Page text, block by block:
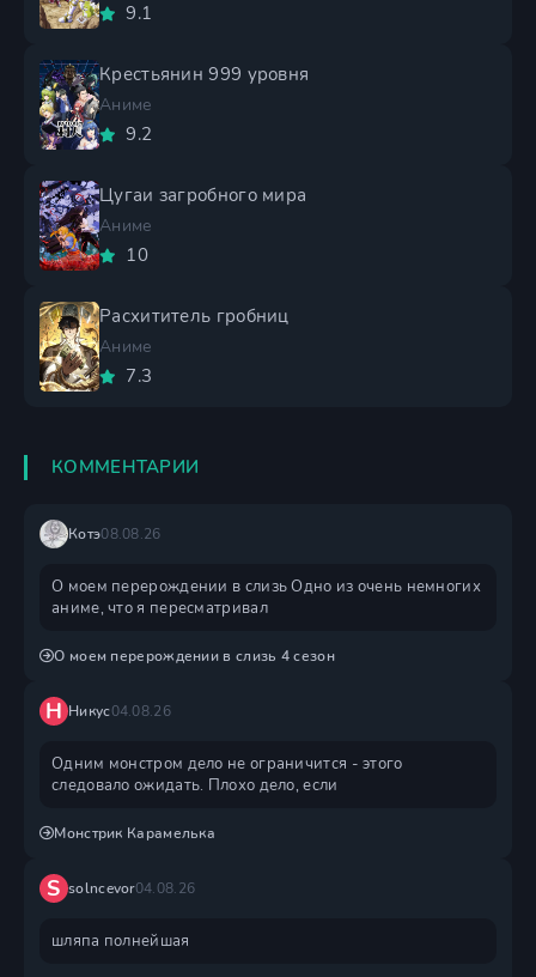
9.1
Крестьянин 999 уровня
Аниме
9.2
Цугаи загробного мира
Аниме
10
Расхититель гробниц
Аниме
7.3
КОММЕНТАРИИ
Котэ08.08.26
О моем перерождении в слизь Одно из очень немногих
аниме, что я пересматривал
О моем перерождении в слизь 4 сезон
Н Никус04.08.26
Одним монстром дело не ограничится - этого
следовало ожидать. Плохо дело, если
Монстрик Карамелька
S solncevor04.08.26
шляпа полнейшая